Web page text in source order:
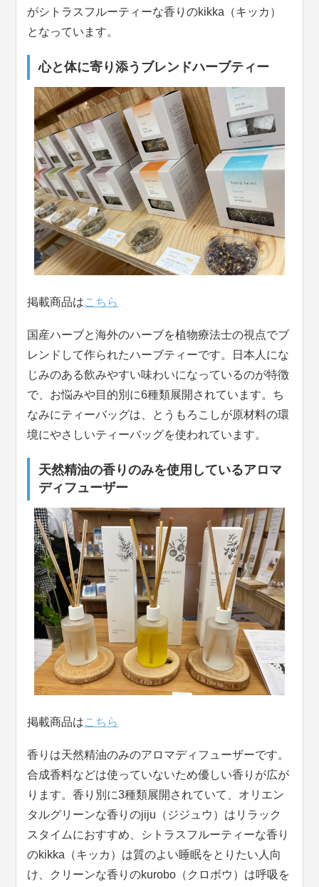
がシトラスフルーティーな香りのkikka（キッカ）
となっています。
心と体に寄り添うブレンドハーブティー
掲載商品はこちら
国産ハーブと海外のハーブを植物療法士の視点でブ
レンドして作られたハーブティーです。日本人にな
じみのある飲みやすい味わいになっているのが特徴
で、お悩みや目的別に6種類展開されています。ち
なみにティーバッグは、とうもろこしが原材料の環
境にやさしいティーバッグを使われています。
天然精油の香りのみを使用しているアロマ
ディフューザー
掲載商品はこちら
香りは天然精油のみのアロマディフューザーです。
合成香料などは使っていないため優しい香りが広が
ります。香り別に3種類展開されていて、オリエン
タルグリーンな香りのjiju（ジジュウ）はリラック
スタイムにおすすめ、シトラスフルーティーな香り
のkikka（キッカ）は質のよい睡眠をとりたい人向
け、クリーンな香りのkurobo（クロボウ）は呼吸を